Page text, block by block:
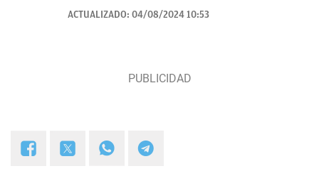
ACTUALIZADO: 04/08/2024 10:53